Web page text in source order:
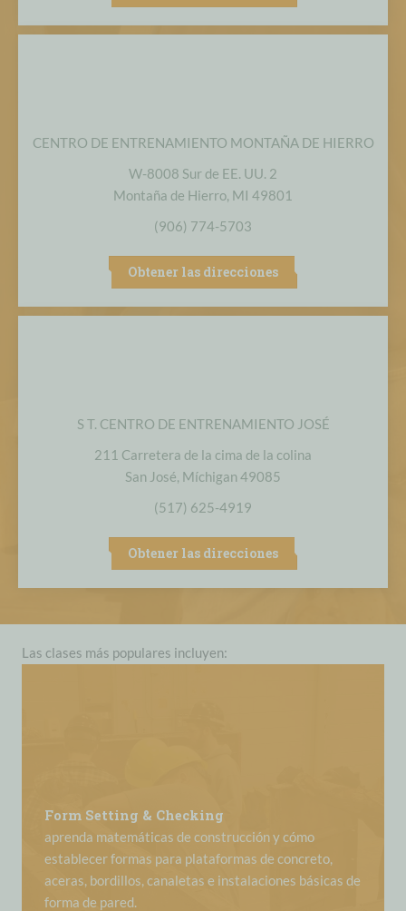
CENTRO DE ENTRENAMIENTO MONTAÑA DE HIERRO
W-8008 Sur de EE. UU. 2
Montaña de Hierro, MI 49801
(906) 774-5703
Obtener las direcciones
S T. CENTRO DE ENTRENAMIENTO JOSÉ
211 Carretera de la cima de la colina
San José, Míchigan 49085
(517) 625-4919
Obtener las direcciones
Las clases más populares incluyen:
Form Setting & Checking
aprenda matemáticas de construcción y cómo
establecer formas para plataformas de concreto,
aceras, bordillos, canaletas e instalaciones básicas de
forma de pared.